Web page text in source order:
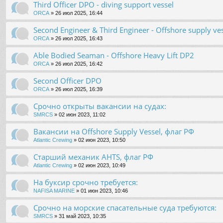
Third Officer DPO - diving support vessel
ORCA» 26 июл 2025, 16:44
Second Engineer & Third Engineer - Offshore supply
ORCA» 26 июл 2025, 16:43
Able Bodied Seaman - Offshore Heavy Lift DP2
ORCA» 26 июл 2025, 16:42
Second Officer DPO
ORCA» 26 июл 2025, 16:39
Срочно открыты вакансии на судах:
SMRCS » 02 июн 2023, 11:02
Вакансии на Offshore Supply Vessel, флаг РФ
Atlantic Crewing » 02 июн 2023, 10:50
Старший механик AHTS, флаг РФ
Atlantic Crewing » 02 июн 2023, 10:49
На буксир срочно требуется:
NAFISA MARINE » 01 июн 2023, 10:46
Срочно на морские спасательные суда требуются:
SMRCS » 31 май 2023, 10:35